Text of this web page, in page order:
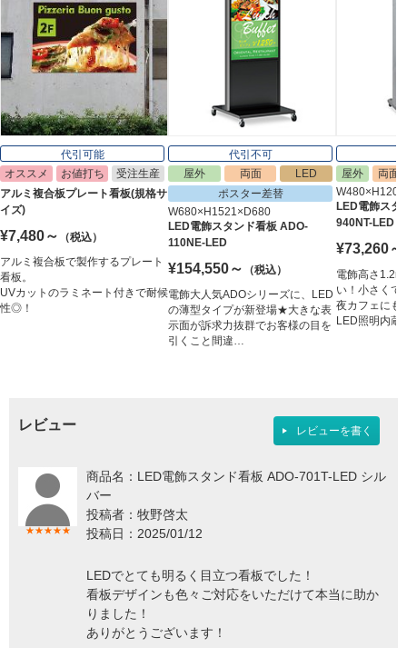
代引可能
オススメ
お値打ち
受注生産
アルミ複合板プレート看板(規格サ
イズ)
¥7,480～
（税込）
アルミ複合板で製作するプレート
看板。
UVカットのラミネート付きで耐候
性◎！
代引不可
屋外
両面
LED
ポスター差替
W680×H1521×D680
LED電飾スタンド看板 ADO-
110NE-LED
¥154,550～
（税込）
電飾大人気ADOシリーズに、LED
の薄型タイプが新登場★大きな表
示面が訴求力抜群でお客様の目を
引くこと間違…
屋外
両面
LED電飾スタ
940NT-LED
¥73,260～
電飾高さ
い！小さくて
夜カフェにも
LED照明内
レビュー レビューを書く
★★★★★
商品名：LED電飾スタンド看板 ADO-701T-LED シル
バー
投稿者：牧野啓太
投稿日：2025/01/12
LEDでとても明るく目立つ看板でした！
看板デザインも色々ご対応をいただけて本当に助か
りました！
ありがとうございます！